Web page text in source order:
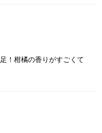
！柑橘の香りがすごくて